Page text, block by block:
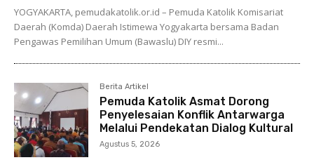
YOGYAKARTA, pemudakatolik.or.id – Pemuda Katolik Komisariat
Daerah (Komda) Daerah Istimewa Yogyakarta bersama Badan
Pengawas Pemilihan Umum (Bawaslu) DIY resmi...
Berita Artikel
Pemuda Katolik Asmat Dorong
Penyelesaian Konflik Antarwarga
Melalui Pendekatan Dialog Kultural
Agustus 5, 2026